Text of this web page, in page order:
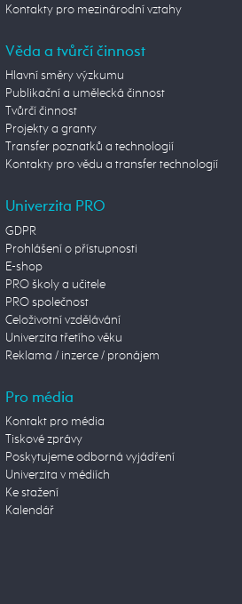
Kontakty pro mezinárodní vztahy
Věda a tvůrčí činnost
Hlavní směry výzkumu
Publikační a umělecká činnost
Tvůrčí činnost
Projekty a granty
Transfer poznatků a technologií
Kontakty pro vědu a transfer technologií
Univerzita PRO
GDPR
Prohlášení o přístupnosti
E-shop
PRO školy a učitele
PRO společnost
Celoživotní vzdělávání
Univerzita třetího věku
Reklama / inzerce / pronájem
Pro média
Kontakt pro média
Tiskové zprávy
Poskytujeme odborná vyjádření
Univerzita v médiích
Ke stažení
Kalendář